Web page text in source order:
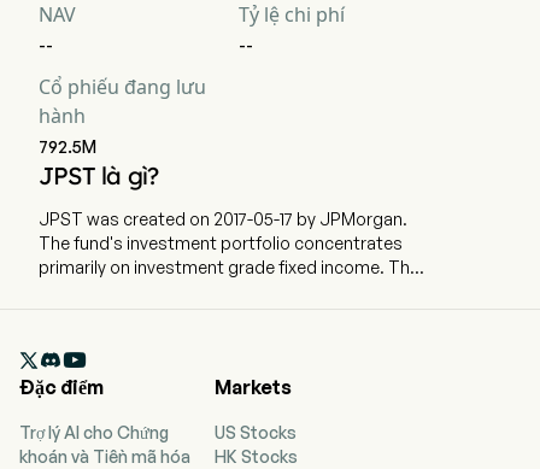
NAV
--
Tỷ lệ chi phí
--
Cổ phiếu đang lưu
hành
792.5M
JPST là gì?
JPST was created on 2017-05-17 by JPMorgan.
The fund's investment portfolio concentrates
primarily on investment grade fixed income. The
using USD-denominated debt securities with an
effective duration of one year or less.

Đặc điểm
Trợ lý AI cho Chứng
khoán và Tiền mã hóa
Markets
US Stocks
HK Stocks